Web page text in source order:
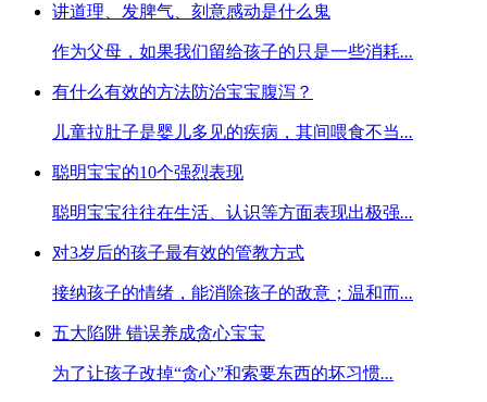
讲道理、发脾气、刻意感动是什么鬼
作为父母，如果我们留给孩子的只是一些消耗...
有什么有效的方法防治宝宝腹泻？
儿童拉肚子是婴儿多见的疾病，其间喂食不当...
聪明宝宝的10个强烈表现
聪明宝宝往往在生活、认识等方面表现出极强...
对3岁后的孩子最有效的管教方式
接纳孩子的情绪，能消除孩子的敌意；温和而...
五大陷阱 错误养成贪心宝宝
为了让孩子改掉“贪心”和索要东西的坏习惯...